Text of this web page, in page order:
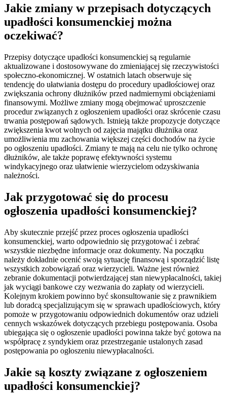
Jakie zmiany w przepisach dotyczących
upadłości konsumenckiej można
oczekiwać?
Przepisy dotyczące upadłości konsumenckiej są regularnie
aktualizowane i dostosowywane do zmieniającej się rzeczywistości
społeczno-ekonomicznej. W ostatnich latach obserwuje się
tendencję do ułatwiania dostępu do procedury upadłościowej oraz
zwiększania ochrony dłużników przed nadmiernymi obciążeniami
finansowymi. Możliwe zmiany mogą obejmować uproszczenie
procedur związanych z ogłoszeniem upadłości oraz skrócenie czasu
trwania postępowań sądowych. Istnieją także propozycje dotyczące
zwiększenia kwot wolnych od zajęcia majątku dłużnika oraz
umożliwienia mu zachowania większej części dochodów na życie
po ogłoszeniu upadłości. Zmiany te mają na celu nie tylko ochronę
dłużników, ale także poprawę efektywności systemu
windykacyjnego oraz ułatwienie wierzycielom odzyskiwania
należności.
Jak przygotować się do procesu
ogłoszenia upadłości konsumenckiej?
Aby skutecznie przejść przez proces ogłoszenia upadłości
konsumenckiej, warto odpowiednio się przygotować i zebrać
wszystkie niezbędne informacje oraz dokumenty. Na początku
należy dokładnie ocenić swoją sytuację finansową i sporządzić listę
wszystkich zobowiązań oraz wierzycieli. Ważne jest również
zebranie dokumentacji potwierdzającej stan niewypłacalności, takiej
jak wyciągi bankowe czy wezwania do zapłaty od wierzycieli.
Kolejnym krokiem powinno być skonsultowanie się z prawnikiem
lub doradcą specjalizującym się w sprawach upadłościowych, który
pomoże w przygotowaniu odpowiednich dokumentów oraz udzieli
cennych wskazówek dotyczących przebiegu postępowania. Osoba
ubiegająca się o ogłoszenie upadłości powinna także być gotowa na
współpracę z syndykiem oraz przestrzeganie ustalonych zasad
postępowania po ogłoszeniu niewypłacalności.
Jakie są koszty związane z ogłoszeniem
upadłości konsumenckiej?